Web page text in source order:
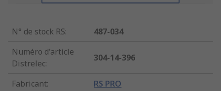
N° de stock RS:
487-034
Numéro d'article
Distrelec:
304-14-396
Fabricant: RS PRO